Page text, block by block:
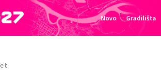
Novo Gradilišta